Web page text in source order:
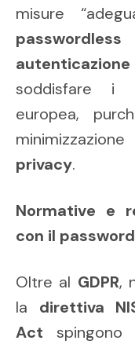
misure
passwordless
soddisfare i
europea,
privacy.
Normative e
con il
Oltre al GDPR,
la direttiva
Act